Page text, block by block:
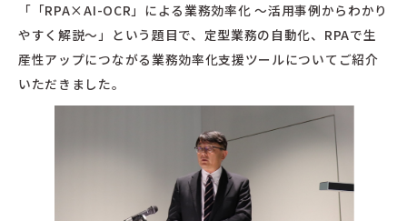
「「RPA×AI-OCR」による業務効率化 ～活用事例からわかり
やすく解説～」という題目で、定型業務の自動化、RPAで生
産性アップにつながる業務効率化支援ツールについてご紹介
いただきました。